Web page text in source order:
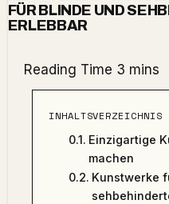
FÜR BLINDE UND
ERLEBBAR
INHALTSVERZEICHNIS
Einzigartige
machen
Kunstwerke